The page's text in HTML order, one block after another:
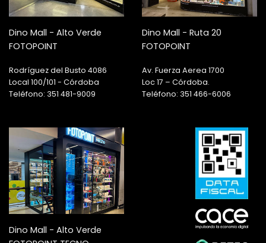
Dino Mall - Alto Verde
FOTOPOINT
Rodríguez del Busto 4086
Local 100/101 - Córdoba
Teléfono: 351 481-9009
Dino Mall - Ruta 20
FOTOPOINT
Av. Fuerza Aerea 1700
Loc 17 – Córdoba.
Teléfono: 351 466-6006
Dino Mall - Alto Verde